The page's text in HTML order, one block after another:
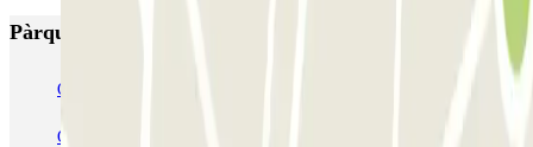
Pàrquings més valorats a Amsterdam
Q-Park Nieuwendijk
Q-Park Oostpoort